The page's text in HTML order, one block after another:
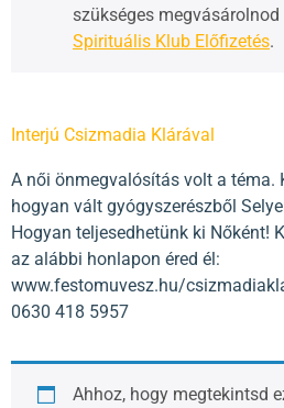
szükséges megvásárolnod
Spirituális Klub Előfizetés.
Interjú Csizmadia Klárával
A női önmegvalósítás volt a téma.
hogyan vált gyógyszerészből
Hogyan teljesedhetünk ki Nőként!
az alábbi honlapon éred él:
www.festomuvesz.hu/
0630 418 5957
Ahhoz, hogy megtekintsd